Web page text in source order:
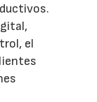
el